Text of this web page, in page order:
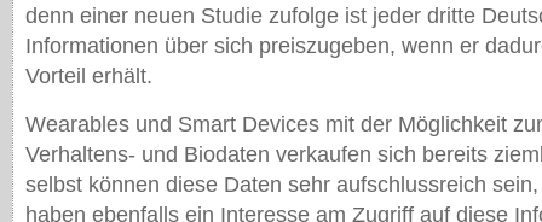
denn einer neuen Studie zufolge ist jeder dritte
Informationen über sich preiszugeben, wenn er
Vorteil erhält.
Wearables und Smart Devices mit der Möglichkeit
Verhaltens- und Biodaten verkaufen sich bereits
selbst können diese Daten sehr aufschlussreich
haben ebenfalls ein Interesse am Zugriff auf diese